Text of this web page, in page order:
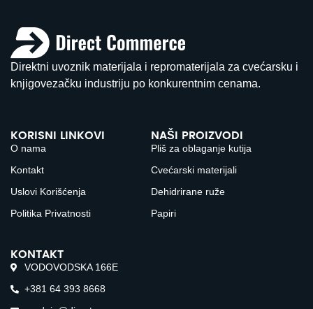
Direktni uvoznik materijala i repromaterijala za cvećarsku i
knjigovezačku industriju po konkurentnim cenama.
KORISNI LINKOVI
O nama
Kontakt
Uslovi Korišćenja
Politika Privatnosti
NAŠI PROIZVODI
Pliš za oblaganje kutija
Cvećarski materijali
Dehidrirane ruže
Papiri
KONTAKT
VODOVODSKA 166E
+381 64 393 8668